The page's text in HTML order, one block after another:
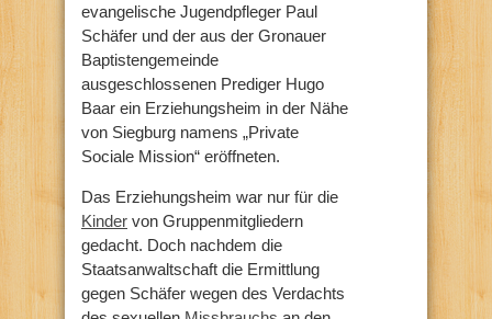
evangelische Jugendpfleger Paul
Schäfer und der aus der Gronauer
Baptistengemeinde
ausgeschlossenen Prediger Hugo
Baar ein Erziehungsheim in der Nähe
von Siegburg namens „Private
Sociale Mission“ eröffneten.
Das Erziehungsheim war nur für die
Kinder von Gruppenmitgliedern
gedacht. Doch nachdem die
Staatsanwaltschaft die Ermittlung
gegen Schäfer wegen des Verdachts